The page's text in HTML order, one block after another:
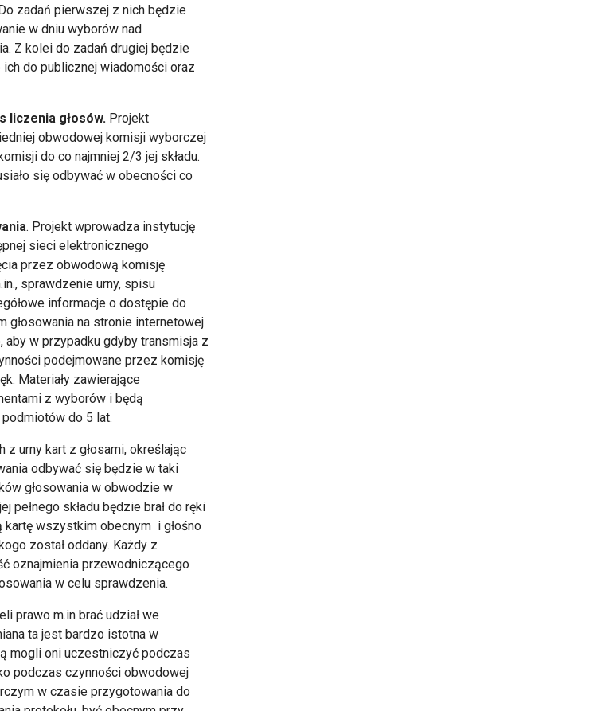
zadań pierwszej z nich będzie
w dniu wyborów nad
Z kolei do zadań drugiej będzie
ich do publicznej wiadomości oraz
liczenia głosów. Projekt
obwodowej komisji wyborczej
do co najmniej 2/3 jej składu.
się odbywać w obecności co
. Projekt wprowadza instytucję
sieci elektronicznego
przez obwodową komisję
sprawdzenie urny, spisu
informacje o dostępie do
głosowania na stronie internetowej
aby w przypadku gdyby transmisja z
podejmowane przez komisję
Materiały zawierające
z wyborów i będą
do 5 lat.
urny kart z głosami, określając
odbywać się będzie w taki
głosowania w obwodzie w
składu będzie brał do ręki
kartę wszystkim obecnym i głośno
został oddany. Każdy z
oznajmienia przewodniczącego
w celu sprawdzenia.
prawo m.in brać udział we
ta jest bardzo istotna w
mogli oni uczestniczyć podczas
podczas czynności obwodowej
w czasie przygotowania do